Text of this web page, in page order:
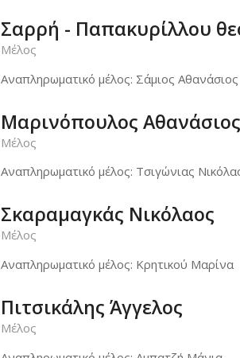
Σαρρή - Παπακυρίλλου
Μέλος
Αναπληρωματικό μέλος: Σάμιος Αθανάσιος
Μαρινόπουλος Αθανάσιος
Μέλος
Αναπληρωματικό μέλος: Τσιγώνιας
Σκαραμαγκάς Νικόλαος
Μέλος
Αναπληρωματικό μέλος: Κρητικού Μαρίνα
Πιτσικάλης Άγγελος
Μέλος